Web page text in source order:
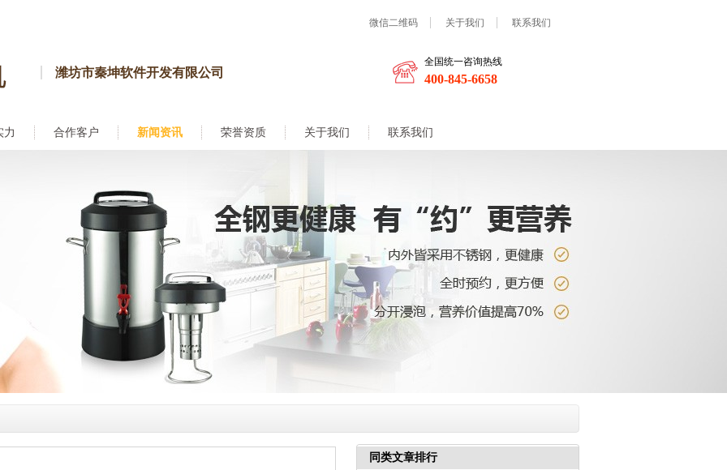
微信二维码 关于我们 联系我们
潍坊市秦坤软件开发有限公司
全国统一咨询热线
400-845-6658
力 合作客户 新闻资讯 荣誉资质 关于我们 联系我们
同类文章排行